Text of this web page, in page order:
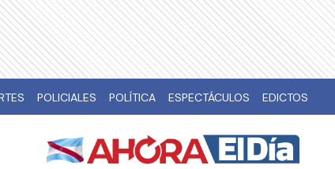
POLICIALES POLÍTICA ESPECTÁCULOS EDICTOS